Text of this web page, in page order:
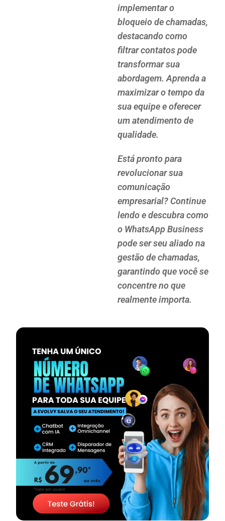
implementar o
bloqueio de chamadas,
destacando como
filtrar contatos pode
transformar sua
abordagem. Aprenda a
maximizar o tempo da
sua equipe e oferecer
um atendimento de
qualidade.
Está pronto para
revolucionar sua
comunicação
empresarial? Continue
lendo e descubra como
o WhatsApp Business
pode ser seu aliado na
gestão de chamadas,
garantindo que você se
concentre no que
realmente importa.